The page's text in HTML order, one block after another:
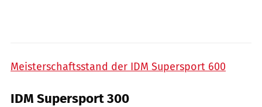
Meisterschaftsstand der IDM Supersport 600
IDM Supersport 300